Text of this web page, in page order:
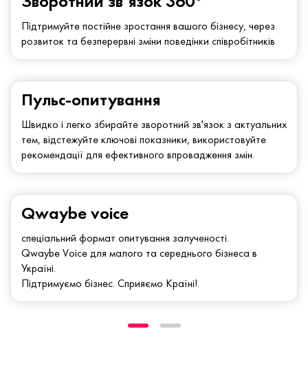
Підтримуйте постійне зростання вашого бізнесу, через
розвиток та безперервні зміни поведінки співробітників
Qwaybe voice
спеціальний формат опитування залученості.
Qwaybe Voice для малого та середнього бізнеса в
Україні.
Підтримуємо бізнес. Сприяємо Країні!.
Пульс-опитування
Швидко і легко збирайте зворотний зв'язок з актуальних
тем, відстежуйте ключові показники, використовуйте
рекомендації для ефективного впровадження змін.